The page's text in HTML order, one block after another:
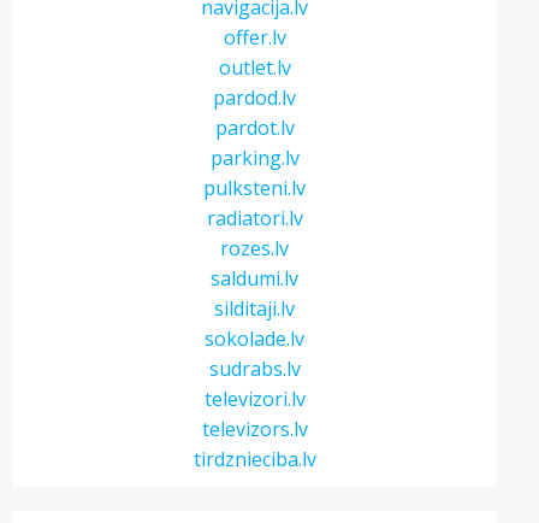
navigacija.lv
offer.lv
outlet.lv
pardod.lv
pardot.lv
parking.lv
pulksteni.lv
radiatori.lv
rozes.lv
saldumi.lv
silditaji.lv
sokolade.lv
sudrabs.lv
televizori.lv
televizors.lv
tirdznieciba.lv